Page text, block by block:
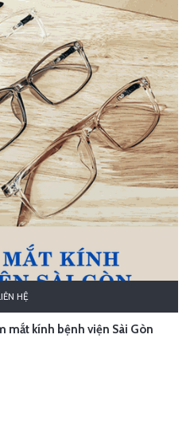
HỆ
mắt kính bệnh viện Sài Gòn